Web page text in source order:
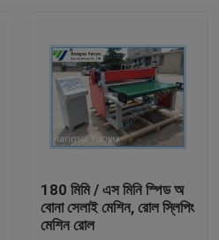
180 মিমি / এস মিনি স্পিড অ
বোনা সেলাই মেশিন, রোল স্লিপিং
মেশিন রোল